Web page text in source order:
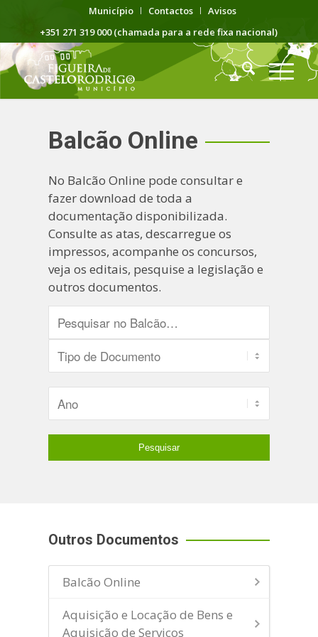
Município Contactos
Avisos
+351 271 319 000 (chamada para a rede fixa nacional)
Balcão Online
No Balcão Online pode consultar e
fazer download de toda a
documentação disponibilizada.
Consulte as atas, descarregue os
impressos, acompanhe os concursos,
veja os editais, pesquise a legislação e
outros documentos.
Outros Documentos
Balcão Online
Aquisição e Locação de Bens e
Aquisição de Serviços